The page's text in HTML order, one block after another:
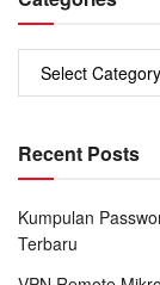
Categories
Recent Posts
Kumpulan
Terbaru